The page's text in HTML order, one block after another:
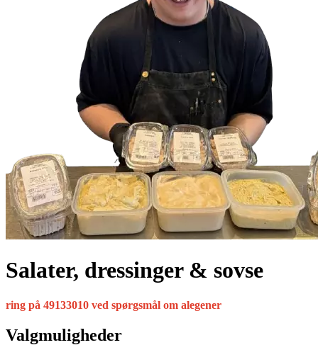
Salater, dressinger & sovse
ring på 49133010 ved spørgsmål om alegener
Valgmuligheder